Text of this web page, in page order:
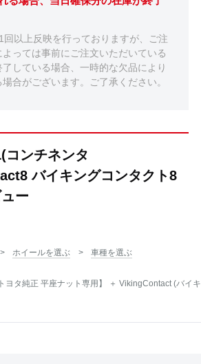
回以上反映を行っておりますが、ご注
っては事前にご注文いただいている
している場合、一時的な欠品により
場合がございます。ご了承ください。
コンチネンタ
バイキングコンタクト8
ー
ホイールを選ぶ
車種を選ぶ
ヨタ純正 平座ナット専用】 ＋ VikingContact (バイキ